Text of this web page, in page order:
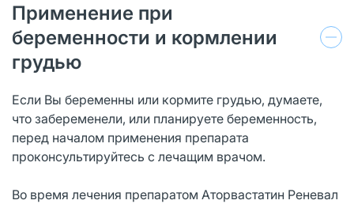
Применение при
беременности и кормлении
грудью
Если Вы беременны или кормите грудью, думаете,
что забеременели, или планируете беременность,
перед началом применения препарата
проконсультируйтесь с лечащим врачом.
Во время лечения препаратом Аторвастатин Реневал